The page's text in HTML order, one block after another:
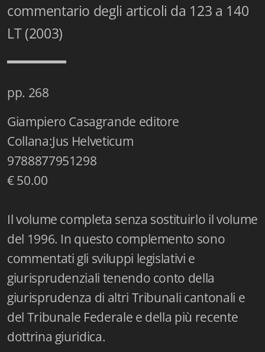
commentario degli articoli da 123 a 140
LT (2003)
pp. 268
Giampiero Casagrande editore
Collana:Jus Helveticum
9788877951298
€ 50.00
Il volume completa senza sostituirlo il volume
del 1996. In questo complemento sono
commentati gli sviluppi legislativi e
giurisprudenziali tenendo conto della
giurisprudenza di altri Tribunali cantonali e
del Tribunale Federale e della più recente
dottrina giuridica.
Jus Helveticum
Spyra
Testi scolastici
Fidia edizioni d'arte
Fidia Architettura
Fidia. Artisti
Fidia. Artisti dei laghi. Itinerari europei
Fidia. Atti e Documenti